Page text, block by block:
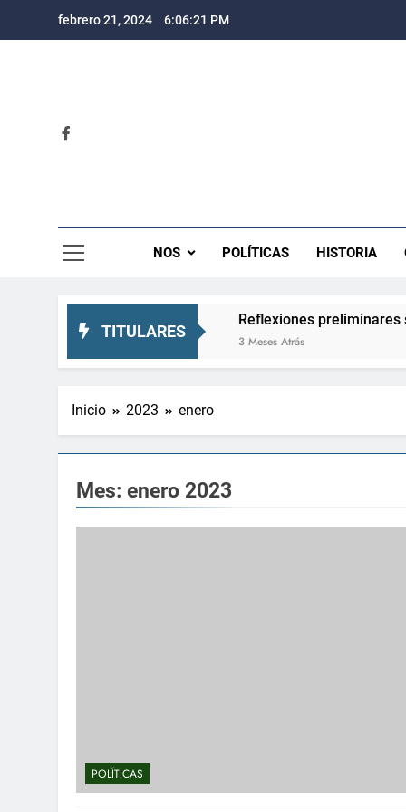
febrero 21, 2024 6:06:22 PM
NOS POLÍTICAS HISTORIA
TITULARES
crecientes Reflexiones preliminares sobre el
3 Meses Atrás
Inicio 2023 enero
Mes: enero 2023
POLÍTICAS